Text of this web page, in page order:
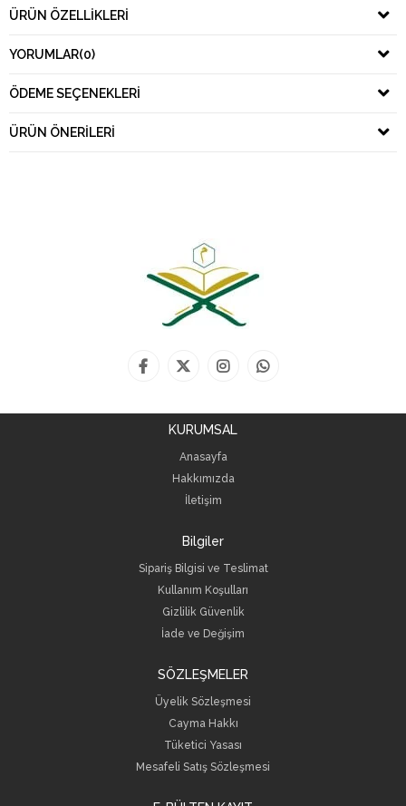
ÜRÜN ÖZELLIKLERI
YORUMLAR(0)
ÖDEME SEÇENEKLERI
ÜRÜN ÖNERILERI
KURUMSAL
Anasayfa
Hakkımızda
İletişim
Bilgiler
Sipariş Bilgisi ve Teslimat
Kullanım Koşulları
Gizlilik Güvenlik
İade ve Değişim
SÖZLEŞMELER
Üyelik Sözleşmesi
Cayma Hakkı
Tüketici Yasası
Mesafeli Satış Sözleşmesi